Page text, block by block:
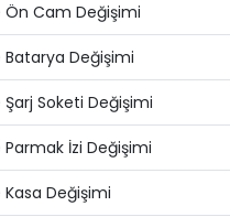
Ön Cam Değişimi
Batarya Değişimi
Şarj Soketi Değişimi
Parmak İzi Değişimi
Kasa Değişimi